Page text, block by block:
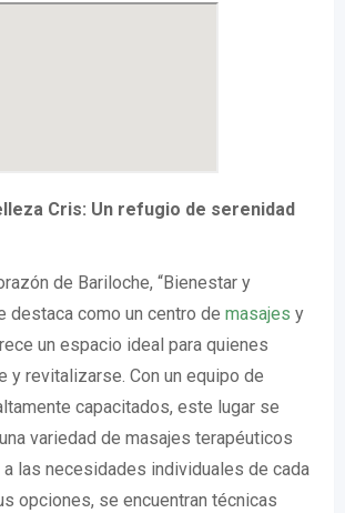
Cris: Un refugio de serenidad
de Bariloche, “Bienestar y
destaca como un centro de masajes y
un espacio ideal para quienes
y revitalizarse. Con un equipo de
capacitados, este lugar se
variedad de masajes terapéuticos
a las necesidades individuales de cada
opciones, se encuentran técnicas